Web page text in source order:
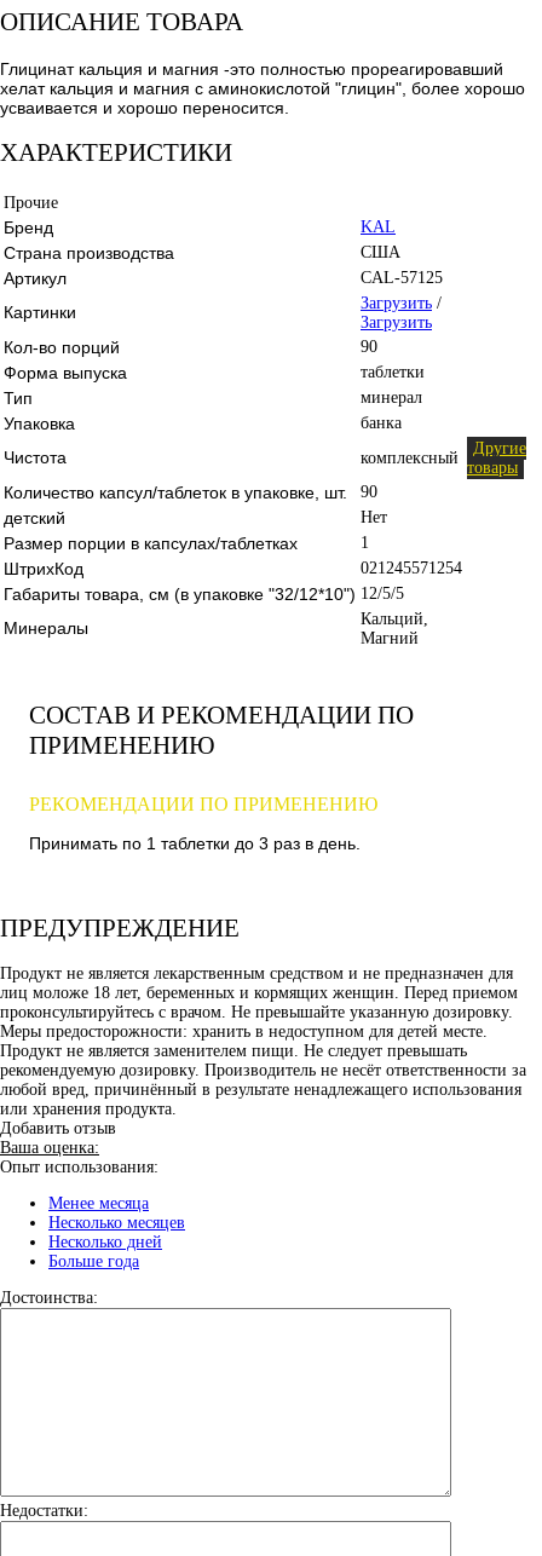
ОПИСАНИЕ ТОВАРА
Глицинат кальция и магния -это полностью прореагировавший
хелат кальция и магния с аминокислотой "глицин", более хорошо
усваивается и хорошо переносится.
ХАРАКТЕРИСТИКИ
Прочие
Бренд KAL
Страна производства США
Артикул CAL-57125
Картинки Загрузить /
Загрузить
Кол-во порций 90
Форма выпуска таблетки
Тип минерал
Упаковка банка
Чистота комплексный
Другие
товары
Количество капсул/таблеток в упаковке, шт. 90
детский Нет
Размер порции в капсулах/таблетках 1
ШтрихКод 021245571254
Габариты товара, см (в упаковке "32/12*10") 12/5/5
Минералы
Кальций,
Магний
СОСТАВ И РЕКОМЕНДАЦИИ ПО
ПРИМЕНЕНИЮ
РЕКОМЕНДАЦИИ ПО ПРИМЕНЕНИЮ
Принимать по 1 таблетки до 3 раз в день.
ПРЕДУПРЕЖДЕНИЕ
Продукт не является лекарственным средством и не предназначен для
лиц моложе 18 лет, беременных и кормящих женщин. Перед приемом
проконсультируйтесь с врачом. Не превышайте указанную дозировку.
Меры предосторожности: хранить в недоступном для детей месте.
Продукт не является заменителем пищи. Не следует превышать
рекомендуемую дозировку. Производитель не несёт ответственности за
любой вред, причинённый в результате ненадлежащего использования
или хранения продукта.
Добавить отзыв
Ваша оценка:
Опыт использования:
Менее месяца
Несколько месяцев
Несколько дней
Больше года
Достоинства:
Недостатки: